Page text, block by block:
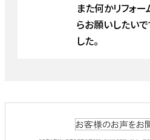
また何かリフォ
らお願いしたいで
した。